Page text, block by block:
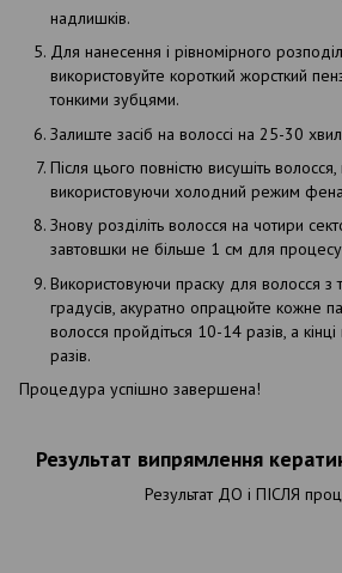
надлишків.
Для нанесення і рівномірного
використовуйте короткий жорсткий
тонкими зубцями.
Залиште засіб на волоссі на 25-30
Після цього повністю висушіть
використовуючи холодний режим
Знову розділіть волосся на чотири
завтовшки не більше 1 см для
Використовуючи праску для волосся
градусів, акуратно опрацюйте кожне
волосся пройдіться 10-14 разів, а
разів.
Процедура успішно завершена!
Результат випрямлення
Результат ДО і ПІСЛЯ